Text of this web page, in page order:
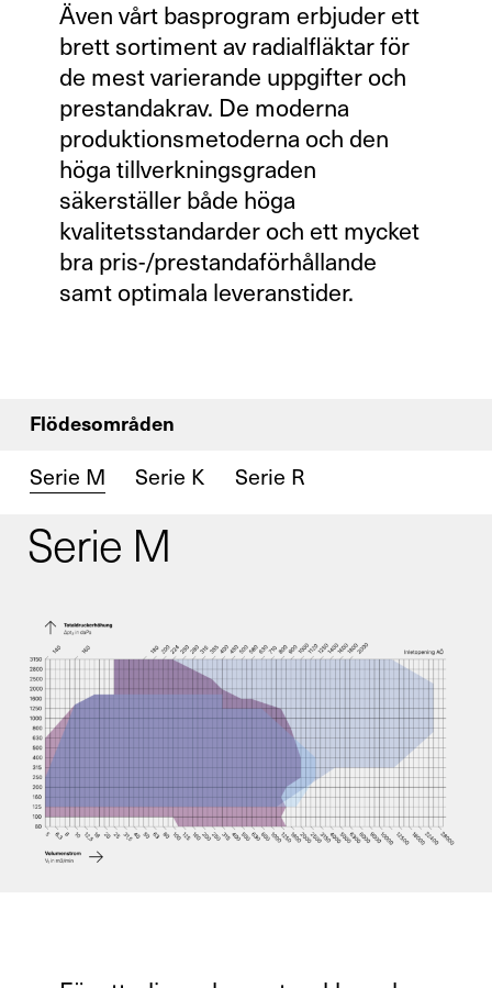
Även vårt basprogram erbjuder ett
brett sortiment av radialfläktar för
de mest varierande uppgifter och
prestandakrav. De moderna
produktionsmetoderna och den
höga tillverkningsgraden
säkerställer både höga
kvalitetsstandarder och ett mycket
bra pris-/prestandaförhållande
samt optimala leveranstider.
Flödesområden
Serie M Serie K Serie R
Serie M